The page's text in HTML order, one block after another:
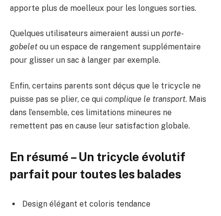
apporte plus de moelleux pour les longues sorties.
Quelques utilisateurs aimeraient aussi un porte-
gobelet ou un espace de rangement supplémentaire
pour glisser un sac à langer par exemple.
Enfin, certains parents sont déçus que le tricycle ne
puisse pas se plier, ce qui complique le transport. Mais
dans l’ensemble, ces limitations mineures ne
remettent pas en cause leur satisfaction globale.
En résumé – Un tricycle évolutif
parfait pour toutes les balades
Design élégant et coloris tendance